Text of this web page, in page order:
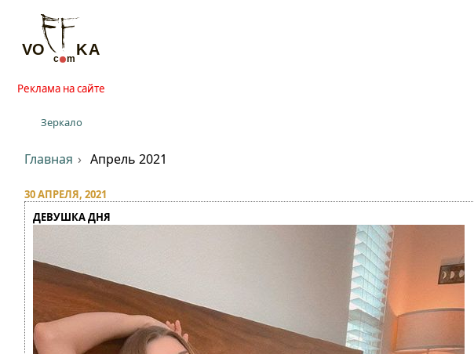
Реклама на сайте
Зеркало
Главная Апрель 2021
30 АПРЕЛЯ, 2021
ДЕВУШКА ДНЯ